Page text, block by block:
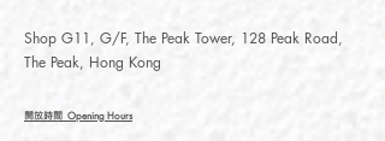
Shop G11, G/F, The Peak Tower, 128 Peak Road,
The Peak, Hong Kong
開放時間 Opening Hours